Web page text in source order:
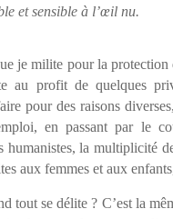
et sensible à l’œil nu.
je milite pour la
au profit de quelques
pour des raisons
en passant par le
humanistes, la multiplicité
aux femmes et aux
tout se délite ? C’est la